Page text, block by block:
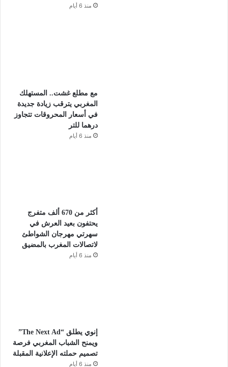
منذ 6 أيام
مع مطلع غشت.. المستهلك
المغربي يترقب زيادة جديدة
في أسعار المحروقات تتجاوز
درهما للتر
منذ 6 أيام
أكثر من 670 ألف متفرج
يحتفون بعيد العرش في
سهرتي مهرجان الشواطئ
لاتصالات المغرب بالمضيق
منذ 6 أيام
إنوي يطلق “The Next Ad”
ويمنح الشباب المغربي فرصة
تصميم حملته الإعلانية المقبلة
منذ 6 أيام